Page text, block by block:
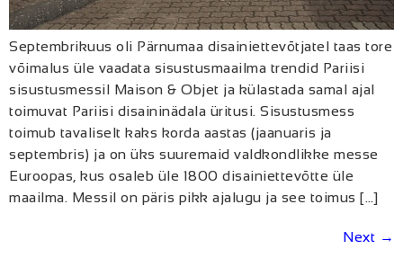
Septembrikuus oli Pärnumaa disainiettevõtjatel taas tore
võimalus üle vaadata sisustusmaailma trendid Pariisi
sisustusmessil Maison & Objet ja külastada samal ajal
toimuvat Pariisi disaininädala üritusi. Sisustusmess
toimub tavaliselt kaks korda aastas (jaanuaris ja
septembris) ja on üks suuremaid valdkondlikke messe
Euroopas, kus osaleb üle 1800 disainiettevõtte üle
maailma. Messil on päris pikk ajalugu ja see toimus […]
Next →